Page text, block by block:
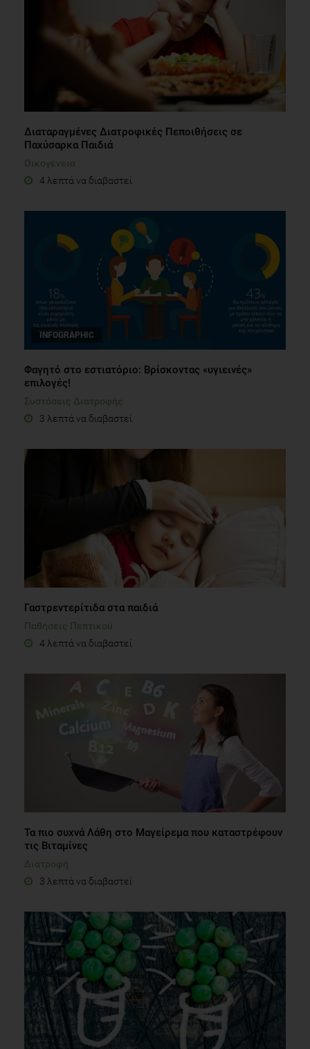
Διαταραγμένες Διατροφικές Πεποιθήσεις σε
Παχύσαρκα Παιδιά
Οικογένεια
4 λεπτά να διαβαστεί
INFOGRAPHIC
Φαγητό στο εστιατόριο: Βρίσκοντας «υγιεινές»
επιλογές!
Συστάσεις Διατροφής
3 λεπτά να διαβαστεί
Γαστρεντερίτιδα στα παιδιά
Παθήσεις Πεπτικού
4 λεπτά να διαβαστεί
Τα πιο συχνά Λάθη στο Μαγείρεμα που καταστρέφουν
τις Βιταμίνες
Διατροφή
3 λεπτά να διαβαστεί